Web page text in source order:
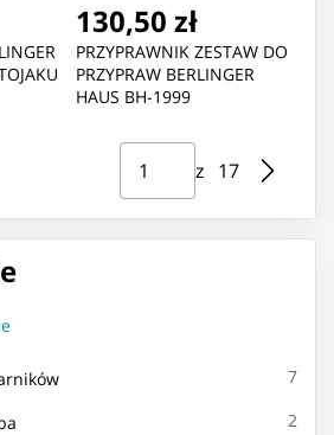
7
2
130,50 zł
PRZYPRAWNIK ZESTAW DO
PRZYPRAW BERLINGER
HAUS BH-1999
Strona ⁨1⁩ z ⁨17⁩
z ⁨17⁩
Przejdź do strony